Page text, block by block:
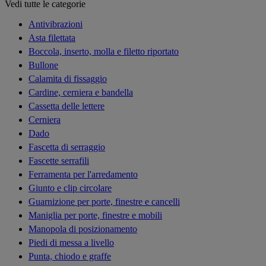
Vedi tutte le categorie
Antivibrazioni
Asta filettata
Boccola, inserto, molla e filetto riportato
Bullone
Calamita di fissaggio
Cardine, cerniera e bandella
Cassetta delle lettere
Cerniera
Dado
Fascetta di serraggio
Fascette serrafili
Ferramenta per l'arredamento
Giunto e clip circolare
Guarnizione per porte, finestre e cancelli
Maniglia per porte, finestre e mobili
Manopola di posizionamento
Piedi di messa a livello
Punta, chiodo e graffe